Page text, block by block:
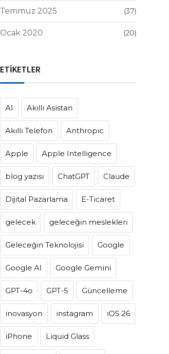
Temmuz 2025 (37)
Ocak 2020 (20)
ETİKETLER
AI Akıllı Asistan
Akıllı Telefon Anthropic
Apple Apple Intelligence
blog yazısı ChatGPT Claude
Dijital Pazarlama E-Ticaret
gelecek geleceğin meslekleri
Geleceğin Teknolojisi Google
Google AI Google Gemini
GPT-4o GPT-5 Güncelleme
inovasyon instagram iOS 26
iPhone Liquid Glass